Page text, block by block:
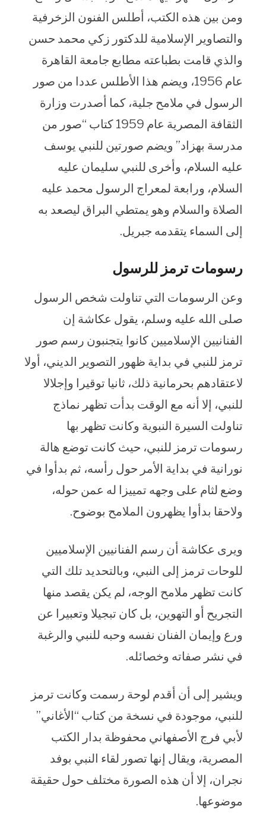
ومن بين هذه الكتب، أطلس الفنون الزخرفية
والتصاوير الإسلامية للدكتور زكي محمد حسن
والذي قامت بطباعته مطابع جامعة القاهرة
عام 1956، ويضم هذا الأطلس عددا من صور
الرسول في ملامح جلية، كما أصدرت وزارة
الثقافة المصرية عام 1959 كتاب “صور من
مدرسة بهزاد” ويضم صورتين للنبي يوسف
عليه السلام، وأخرى للنبي سليمان عليه
السلام، ورابعة لمعراج الرسول محمد عليه
الصلاة والسلام وهو يمتطي البراق ليصعد به
إلى السماء يتقدمه جبريل.
رسومات ترمز للرسول
وعن الرسومات التي تناولت شخص الرسول
صلى الله عليه وسلم، يقول عكاشة إن
الفنانيين الإسلاميين كانوا يتجنبون رسم صور
ترمز للنبي في بداية ظهور التصوير الديني، أولا
لاعتقادهم بحرمانية ذلك، ثانيا توقيرا وإجلالا
للنبي، إلا أنه مع الوقت بدأت تظهر نماذج
تناولت السيرة النبوية وكانت تظهر بها
رسومات ترمز للنبي، حيث كانت توضع هالة
نورانية في بداية الأمر حول رأسه، ثم بدأوا في
وضع لثام على وجهه تمييزا له عمن حوله،
ولاحقا بدأوا يظهرون الملامح بوضوح.
ويرى عكاشة أن رسم الفنانيين الإسلاميين
للوحات ترمز إلى النبي، وبالتحديد تلك التي
كانت تظهر ملامح الوجه، لم يكن يقصد منها
التجريح أو التهوين، بل كان تبجيلا وتعبيرا عن
ورع وإيمان الفنان نفسه وحبه للنبي والرغبة
في نشر صفاته وخصائله.
ويشير إلى أن أقدم لوحة رسمت وكانت ترمز
للنبي، موجودة في نسخة من كتاب “الأغاني”
لأبي فرج الأصفهاني محفوظة بدار الكتب
المصرية، ويقال إنها تصور لقاء النبي بوفد
نجران، إلا أن هذه الصورة مختلف حول حقيقة
موضوعها.